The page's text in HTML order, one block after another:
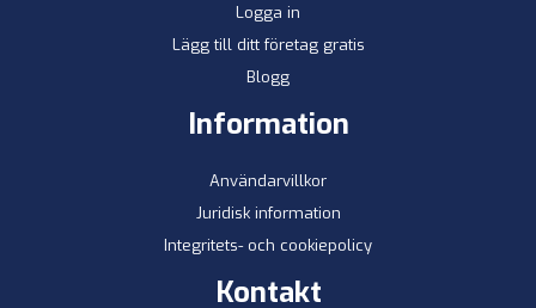
Logga in
Lägg till ditt företag gratis
Blogg
Information
Användarvillkor
Juridisk information
Integritets- och cookiepolicy
Kontakt